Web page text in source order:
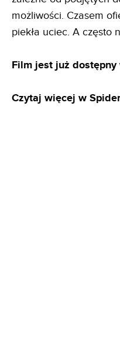
możliwości. Czasem
piekła uciec. A często
Film jest już dostępny
Czytaj więcej w